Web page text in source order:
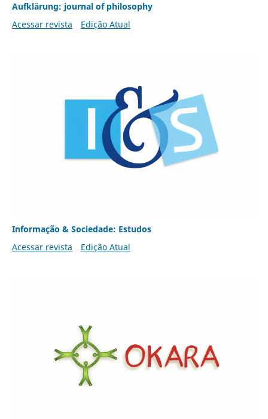
Aufklärung: journal of philosophy
Acessar revista
Edição Atual
Informação & Sociedade: Estudos
Acessar revista
Edição Atual